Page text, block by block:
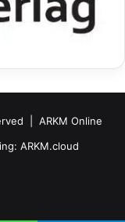
| ARKM Online
ARKM.cloud